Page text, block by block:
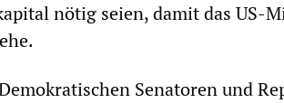
nötig seien, damit das US-
Senatoren und